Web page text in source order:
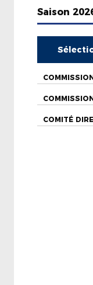
Saison
COMITÉ